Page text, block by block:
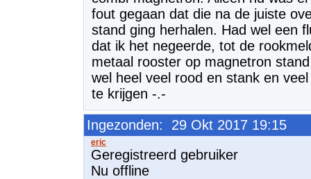
fout gegaan dat die na de juiste
stand ging herhalen. Had wel een
dat ik het negeerde, tot de
metaal rooster op magnetron
wel heel veel rood en stank en
te krijgen -.-
Ingezonden: 29 Okt 2017 19:15
Geregistreerd gebruiker
Nu offline